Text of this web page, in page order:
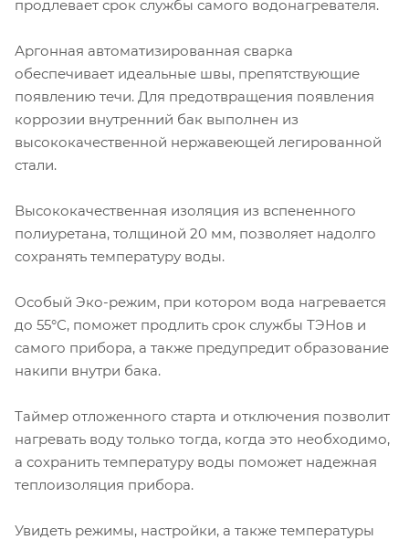
продлевает срок службы самого водонагревателя.
Аргонная автоматизированная сварка
обеспечивает идеальные швы, препятствующие
появлению течи. Для предотвращения появления
коррозии внутренний бак выполнен из
высококачественной нержавеющей легированной
стали.
Высококачественная изоляция из вспененного
полиуретана, толщиной 20 мм, позволяет надолго
сохранять температуру воды.
Особый Эко-режим, при котором вода нагревается
до 55°С, поможет продлить срок службы ТЭНов и
самого прибора, а также предупредит образование
накипи внутри бака.
Таймер отложенного старта и отключения позволит
нагревать воду только тогда, когда это необходимо,
а сохранить температуру воды поможет надежная
теплоизоляция прибора.
Увидеть режимы, настройки, а также температуры